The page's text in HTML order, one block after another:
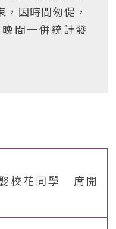
因時間匆促，
間一併統計發
校花同學 席開